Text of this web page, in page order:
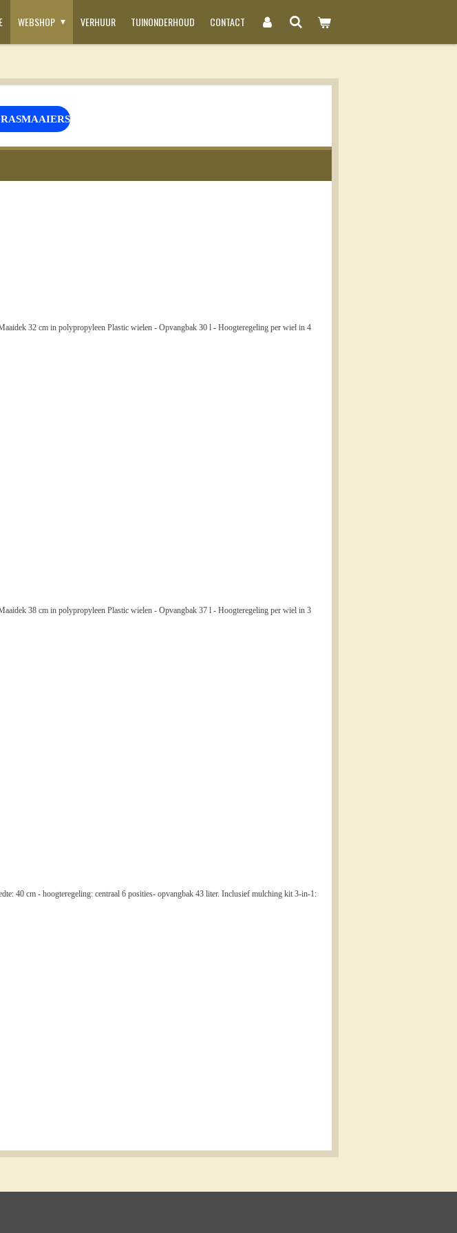
WEBSHOP VERHUUR TUINONDERHOUD CONTACT
32 cm in polypropyleen Plastic wielen - Opvangbak 30 l - Hoogteregeling per wiel in 4
38 cm in polypropyleen Plastic wielen - Opvangbak 37 l - Hoogteregeling per wiel in 3
40 cm - hoogteregeling: centraal 6 posities- opvangbak 43 liter. Inclusief mulching kit 3-in-1: